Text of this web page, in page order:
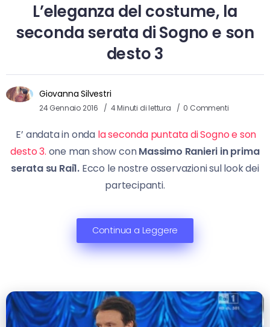
L’eleganza del costume, la
seconda serata di Sogno e son
desto 3
Giovanna Silvestri
24 Gennaio 2016 4 Minuti di lettura 0 Commenti
E’ andata in onda la seconda puntata di Sogno e son
desto 3. one man show conMassimo Ranieri in prima
serata su Rai1. Ecco le nostre osservazioni sul look dei
partecipanti.
Continua a Leggere